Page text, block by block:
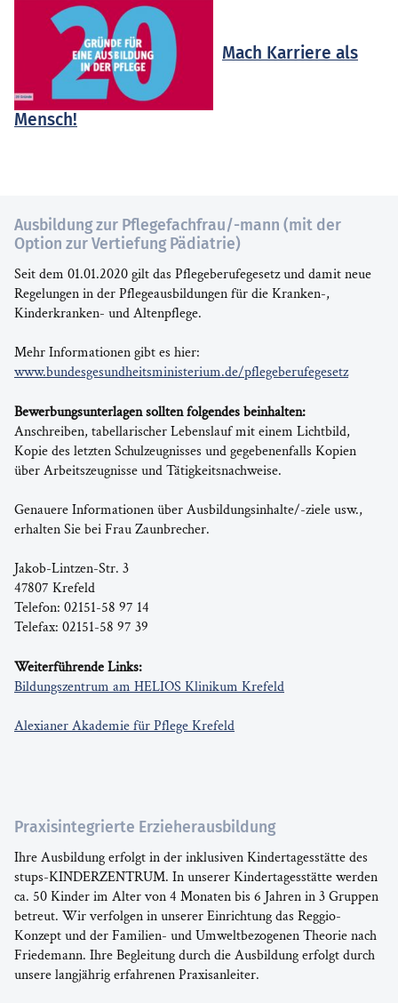
Mach Karriere als
Mensch!
Ausbildung zur Pflegefachfrau/-mann (mit der
Option zur Vertiefung Pädiatrie)
Seit dem 01.01.2020 gilt das Pflegeberufegesetz und damit neue
Regelungen in der Pflegeausbildungen für die Kranken-,
Kinderkranken- und Altenpflege.
Mehr Informationen gibt es hier:
www.bundesgesundheitsministerium.de/pflegeberufegesetz
Bewerbungsunterlagen sollten folgendes beinhalten:
Anschreiben, tabellarischer Lebenslauf mit einem Lichtbild,
Kopie des letzten Schulzeugnisses und gegebenenfalls Kopien
über Arbeitszeugnisse und Tätigkeitsnachweise.
Genauere Informationen über Ausbildungsinhalte/-ziele usw.,
erhalten Sie bei Frau Zaunbrecher.
Jakob-Lintzen-Str. 3
47807 Krefeld
Telefon: 02151-58 97 14
Telefax: 02151-58 97 39
Weiterführende Links:
Bildungszentrum am HELIOS Klinikum Krefeld
Alexianer Akademie für Pflege Krefeld
Praxisintegrierte Erzieherausbildung
Ihre Ausbildung erfolgt in der inklusiven Kindertagesstätte des
stups-KINDERZENTRUM. In unserer Kindertagesstätte werden
ca. 50 Kinder im Alter von 4 Monaten bis 6 Jahren in 3 Gruppen
betreut. Wir verfolgen in unserer Einrichtung das Reggio-
Konzept und der Familien- und Umweltbezogenen Theorie nach
Friedemann. Ihre Begleitung durch die Ausbildung erfolgt durch
unsere langjährig erfahrenen Praxisanleiter.